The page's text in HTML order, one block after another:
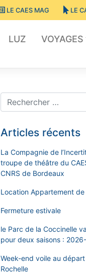
LE CAES MAG LE
LUZ VOYAGES
Articles récents
La Compagnie de
troupe de théâtre du
CNRS de Bordeaux
Location Appartement de
Fermeture estivale
le Parc de la Coccinelle
pour deux saisons :
Week-end voile au
Rochelle